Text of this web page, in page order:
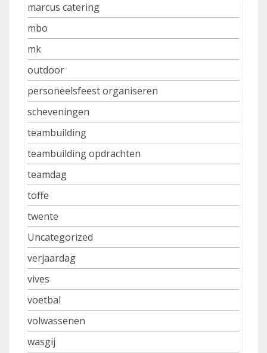
marcus catering
mbo
mk
outdoor
personeelsfeest organiseren
scheveningen
teambuilding
teambuilding opdrachten
teamdag
toffe
twente
Uncategorized
verjaardag
vives
voetbal
volwassenen
wasgij